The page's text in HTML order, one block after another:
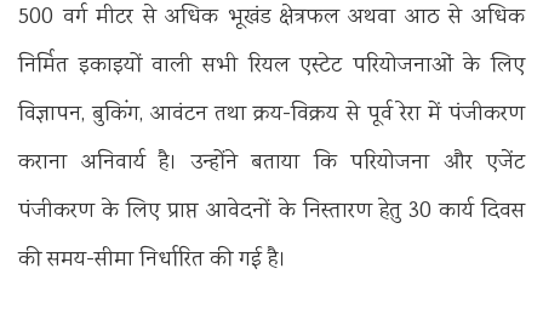
500 वर्ग मीटर से अधिक भूखंड क्षेत्रफल अथवा आठ से अधिक
निर्मित इकाइयों वाली सभी रियल एस्टेट परियोजनाओं के लिए
विज्ञापन, बुकिंग, आवंटन तथा क्रय-विक्रय से पूर्व रेरा में पंजीकरण
कराना अनिवार्य है। उन्होंने बताया कि परियोजना और एजेंट
पंजीकरण के लिए प्राप्त आवेदनों के निस्तारण हेतु 30 कार्य दिवस
की समय-सीमा निर्धारित की गई है।